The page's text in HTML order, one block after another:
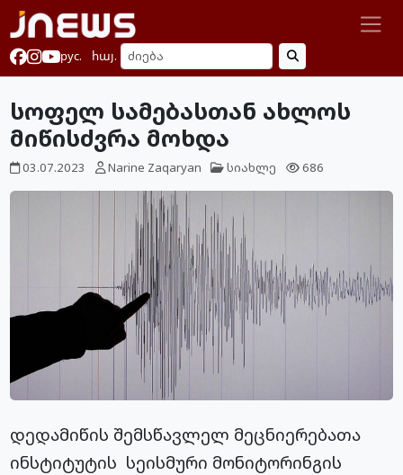
рус. հայ.
სოფელ სამებასთან ახლოს
მიწისძვრა მოხდა
03.07.2023 Narine Zaqaryan სიახლე 686
დედამიწის შემსწავლელ მეცნიერებათა
ინსტიტუტის სეისმური მონიტორინგის